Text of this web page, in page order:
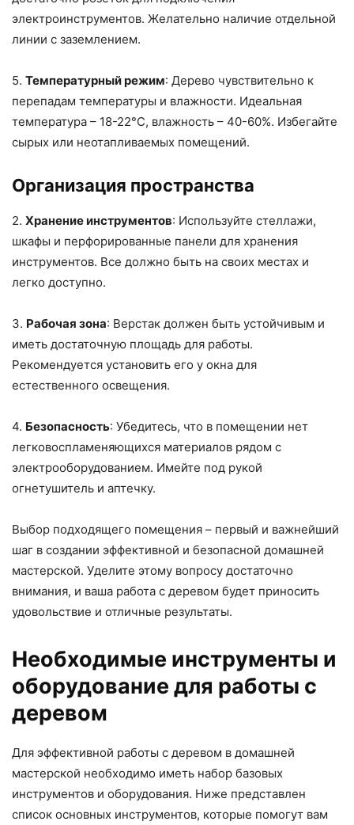
электроинструментов. Желательно наличие отдельной
линии с заземлением.
5. Температурный режим: Дерево чувствительно к
перепадам температуры и влажности. Идеальная
температура – 18-22°C, влажность – 40-60%. Избегайте
сырых или неотапливаемых помещений.
Организация пространства
2. Хранение инструментов: Используйте стеллажи,
шкафы и перфорированные панели для хранения
инструментов. Все должно быть на своих местах и
легко доступно.
3. Рабочая зона: Верстак должен быть устойчивым и
иметь достаточную площадь для работы.
Рекомендуется установить его у окна для
естественного освещения.
4. Безопасность: Убедитесь, что в помещении нет
легковоспламеняющихся материалов рядом с
электрооборудованием. Имейте под рукой
огнетушитель и аптечку.
Выбор подходящего помещения – первый и важнейший
шаг в создании эффективной и безопасной домашней
мастерской. Уделите этому вопросу достаточно
внимания, и ваша работа с деревом будет приносить
удовольствие и отличные результаты.
Необходимые инструменты и
оборудование для работы с
деревом
Для эффективной работы с деревом в домашней
мастерской необходимо иметь набор базовых
инструментов и оборудования. Ниже представлен
список основных инструментов, которые помогут вам